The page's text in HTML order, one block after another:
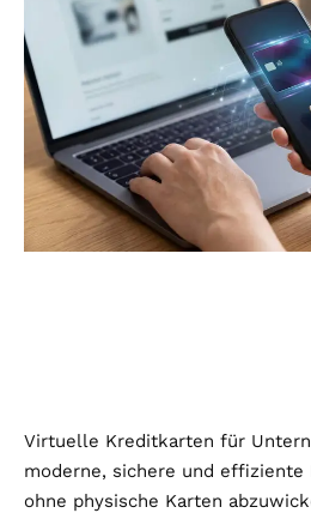
Virtuelle Kreditkarten für
moderne, sichere und effiziente
ohne physische Karten